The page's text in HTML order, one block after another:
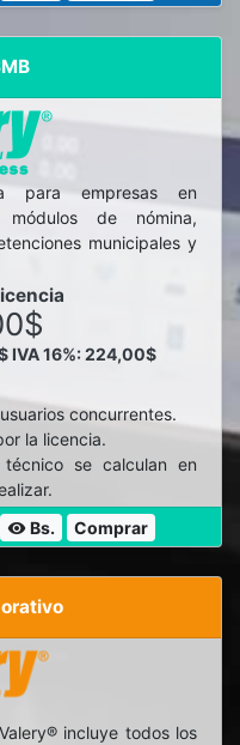
para empresas en
módulos de nómina,
municipales y
IVA 16%: 224,00$
concurrentes.
la licencia.
se calculan en
visibilityBs. Comprar
incluye todos los